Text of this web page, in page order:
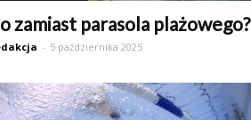
zamiast parasola plażowego?
- 5 października 2025